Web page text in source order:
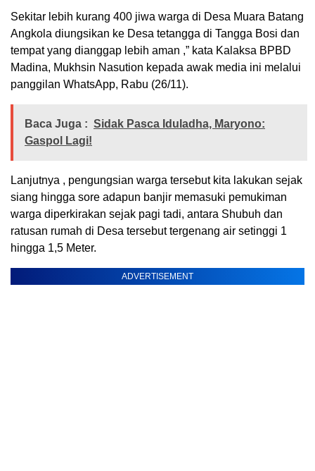
Sekitar lebih kurang 400 jiwa warga di Desa Muara Batang
Angkola diungsikan ke Desa tetangga di Tangga Bosi dan
tempat yang dianggap lebih aman ,” kata Kalaksa BPBD
Madina, Mukhsin Nasution kepada awak media ini melalui
panggilan WhatsApp, Rabu (26/11).
Baca Juga : Sidak Pasca Iduladha, Maryono:
Gaspol Lagi!
Lanjutnya , pengungsian warga tersebut kita lakukan sejak
siang hingga sore adapun banjir memasuki pemukiman
warga diperkirakan sejak pagi tadi, antara Shubuh dan
ratusan rumah di Desa tersebut tergenang air setinggi 1
hingga 1,5 Meter.
ADVERTISEMENT